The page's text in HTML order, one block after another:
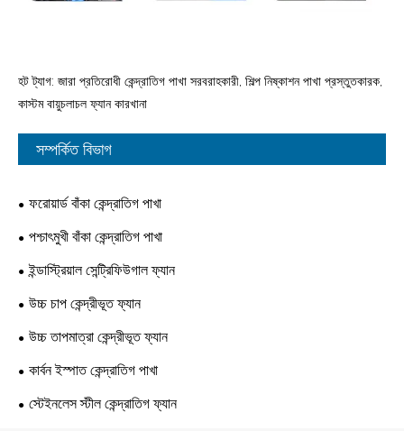
হট ট্যাগ: জারা প্রতিরোধী কেন্দ্রাতিগ পাখা সরবরাহকারী, শিল্প নিষ্কাশন পাখা প্রস্তুতকারক,
কাস্টম বায়ুচলাচল ফ্যান কারখানা
সম্পর্কিত বিভাগ
ফরোয়ার্ড বাঁকা কেন্দ্রাতিগ পাখা
পশ্চাৎমুখী বাঁকা কেন্দ্রাতিগ পাখা
ইন্ডাস্ট্রিয়াল সেন্ট্রিফিউগাল ফ্যান
উচ্চ চাপ কেন্দ্রীভূত ফ্যান
উচ্চ তাপমাত্রা কেন্দ্রীভূত ফ্যান
কার্বন ইস্পাত কেন্দ্রাতিগ পাখা
স্টেইনলেস স্টীল কেন্দ্রাতিগ ফ্যান